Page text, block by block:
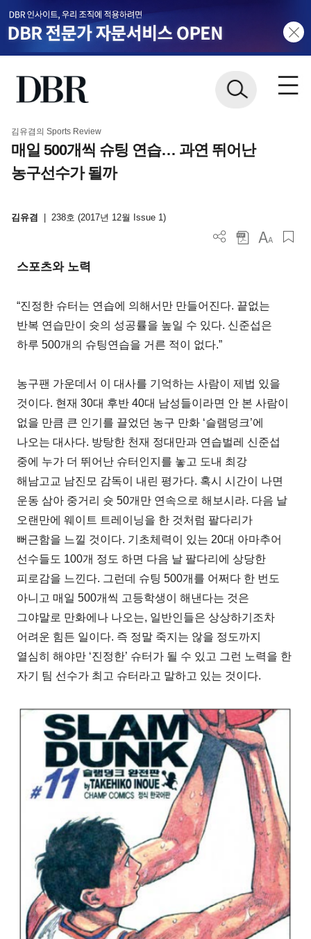
김유겸의 Sports Review
매일 500개씩 슈팅 연습… 과연 뛰어난
농구선수가 될까
김유겸 238호 (2017년 12월 Issue 1)
스포츠와 노력
“진정한 슈터는 연습에 의해서만 만들어진다. 끝없는
반복 연습만이 슛의 성공률을 높일 수 있다. 신준섭은
하루 500개의 슈팅연습을 거른 적이 없다.”
농구팬 가운데서 이 대사를 기억하는 사람이 제법 있을
것이다. 현재 30대 후반 40대 남성들이라면 안 본 사람이
없을 만큼 큰 인기를 끌었던 농구 만화 ‘슬램덩크’에
나오는 대사다. 방탕한 천재 정대만과 연습벌레 신준섭
중에 누가 더 뛰어난 슈터인지를 놓고 도내 최강
해남고교 남진모 감독이 내린 평가다. 혹시 시간이 나면
운동 삼아 중거리 슛 50개만 연속으로 해보시라. 다음 날
오랜만에 웨이트 트레이닝을 한 것처럼 팔다리가
뻐근함을 느낄 것이다. 기초체력이 있는 20대 아마추어
선수들도 100개 정도 하면 다음 날 팔다리에 상당한
피로감을 느낀다. 그런데 슈팅 500개를 어쩌다 한 번도
아니고 매일 500개씩 고등학생이 해낸다는 것은
그야말로 만화에나 나오는, 일반인들은 상상하기조차
어려운 힘든 일이다. 즉 정말 죽지는 않을 정도까지
열심히 해야만 ‘진정한’ 슈터가 될 수 있고 그런 노력을 한
자기 팀 선수가 최고 슈터라고 말하고 있는 것이다.